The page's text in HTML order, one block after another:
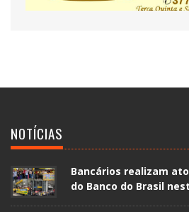
NOTÍCIAS
Bancários realizam
do Banco do Brasil